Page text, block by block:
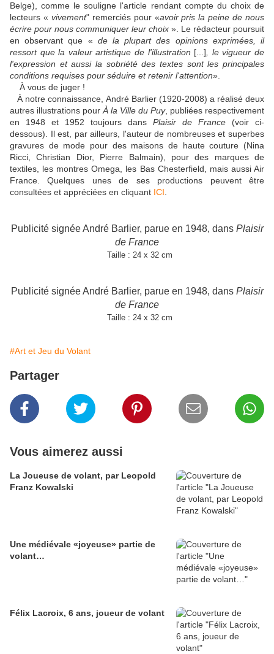
Belge), comme le souligne l'article rendant compte du choix de
lecteurs « vivement" remerciés pour «avoir pris la peine de nous
écrire pour nous communiquer leur choix ». Le rédacteur poursuit
en observant que « de la plupart des opinions exprimées, il
ressort que la valeur artistique de l'illustration [...] , le vigueur de
l'expression et aussi la sobriété des textes sont les principales
conditions requises pour séduire et retenir l'attention».
À vous de juger !
À notre connaissance, André Barlier (1920-2008) a réalisé deux
autres illustrations pour À la Ville du Puy, publiées respectivement
en 1948 et 1952 toujours dans Plaisir de France (voir ci-
dessous). Il est, par ailleurs, l'auteur de nombreuses et superbes
gravures de mode pour des maisons de haute couture (Nina
Ricci, Christian Dior, Pierre Balmain), pour des marques de
textiles, les montres Omega, les Bas Chesterfield, mais aussi Air
France. Quelques unes de ses productions peuvent être
consultées et appréciées en cliquant ICI
Publicité signée André Barlier, parue en 1948, dans Plaisir
de France
Taille : 24 x 32 cm
Publicité signée André Barlier, parue en 1948, dans Plaisir
de France
Taille : 24 x 32 cm
#Art et Jeu du Volant
Partager
Vous aimerez aussi
La Joueuse de volant, par Leopold
Franz Kowalski
Une médiévale «joyeuse» partie de
volant…
Félix Lacroix, 6 ans, joueur de volant